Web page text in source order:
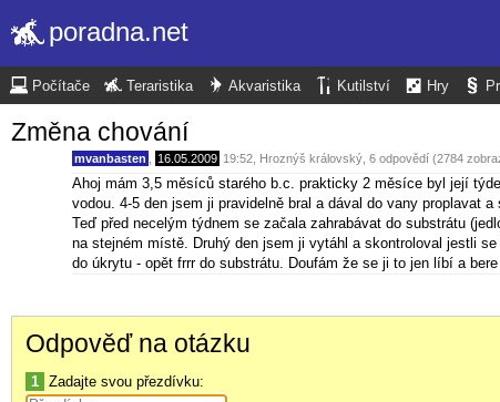
poradna.net
Počítače Teraristika Akvaristika Kutilství Hry
Změna chování
mvanbasten 16.05.2009 19:52 Hroznýš královský , 6 odpovědí (2784
Ahoj mám 3,5 měsíců starého b.c. prakticky 2 měsíce byl její
vodou. 4-5 den jsem ji pravidelně bral a dával do vany proplavat
Teď před necelým týdnem se začala zahrabávat do substrátu
na stejném místě. Druhý den jsem ji vytáhl a skontroloval jestli
do úkrytu - opět frrr do substrátu. Doufám že se ji to jen líbí a
Odpověď na otázku
1 Zadajte svou přezdívku: